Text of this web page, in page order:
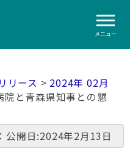
メニュー
リース > 2024年 02月
院と青森県知事との懇
公開日:2024年2月13日